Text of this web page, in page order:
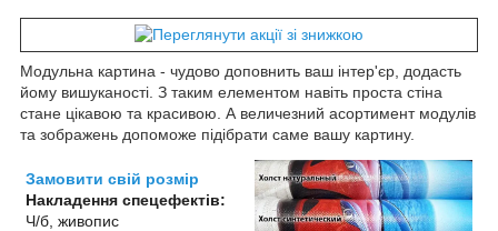
Модульна картина - чудово доповнить ваш інтер'єр, додасть
йому вишуканості. З таким елементом навіть проста стіна
стане цікавою та красивою. А величезний асортимент модулів
та зображень допоможе підібрати саме вашу картину.
Замовити свій розмір
Накладення спецефектів:
Ч/б, живопис